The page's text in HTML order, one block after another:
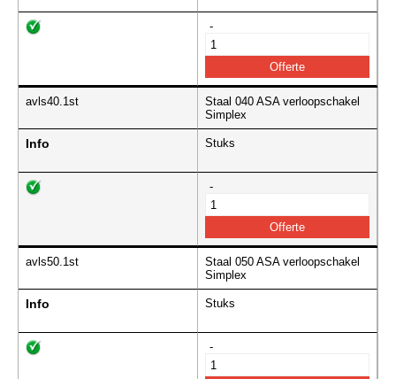
-
avls40.1st
Staal 040 ASA verloopschakel
Simplex
Info Stuks
-
avls50.1st
Staal 050 ASA verloopschakel
Simplex
Info Stuks
-